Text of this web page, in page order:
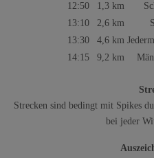
12:50
1,3 km
13:10
2,6 km
13:30
4,6 km
14:15
9,2 km
Strecken sind bedingt mit Spikes
bei jeder